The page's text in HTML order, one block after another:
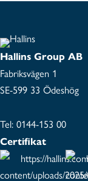
Hallins Group AB
Fabriksvägen 1
SE-599 33 Ödeshög
Tel: 0144-153 00
Certifikat